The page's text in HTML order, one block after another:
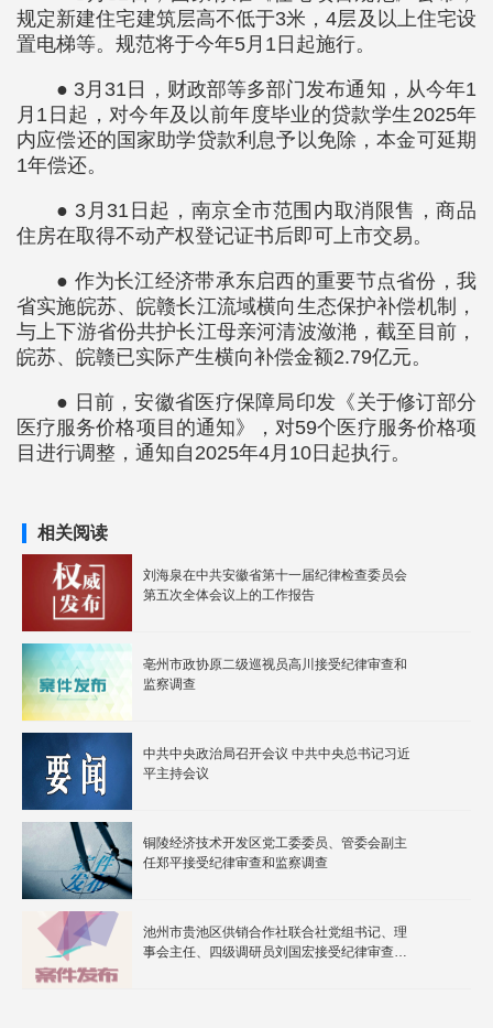
规定新建住宅建筑层高不低于3米，4层及以上住宅设
置电梯等。规范将于今年5月1日起施行。
● 3月31日，财政部等多部门发布通知，从今年1
月1日起，对今年及以前年度毕业的贷款学生2025年
内应偿还的国家助学贷款利息予以免除，本金可延期
1年偿还。
● 3月31日起，南京全市范围内取消限售，商品
住房在取得不动产权登记证书后即可上市交易。
● 作为长江经济带承东启西的重要节点省份，我
省实施皖苏、皖赣长江流域横向生态保护补偿机制，
与上下游省份共护长江母亲河清波潋滟，截至目前，
皖苏、皖赣已实际产生横向补偿金额2.79亿元。
● 日前，安徽省医疗保障局印发《关于修订部分
医疗服务价格项目的通知》，对59个医疗服务价格项
目进行调整，通知自2025年4月10日起执行。
相关阅读
刘海泉在中共安徽省第十一届纪律检查委员会
第五次全体会议上的工作报告
亳州市政协原二级巡视员高川接受纪律审查和
监察调查
中共中央政治局召开会议 中共中央总书记习近
平主持会议
铜陵经济技术开发区党工委委员、管委会副主
任郑平接受纪律审查和监察调查
池州市贵池区供销合作社联合社党组书记、理
事会主任、四级调研员刘国宏接受纪律审查和